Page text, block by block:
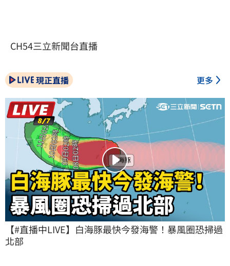
CH54三立新聞台直播
現正直播 更多
【#直播中LIVE】白海豚最快今發海警！暴風圈恐掃過
北部